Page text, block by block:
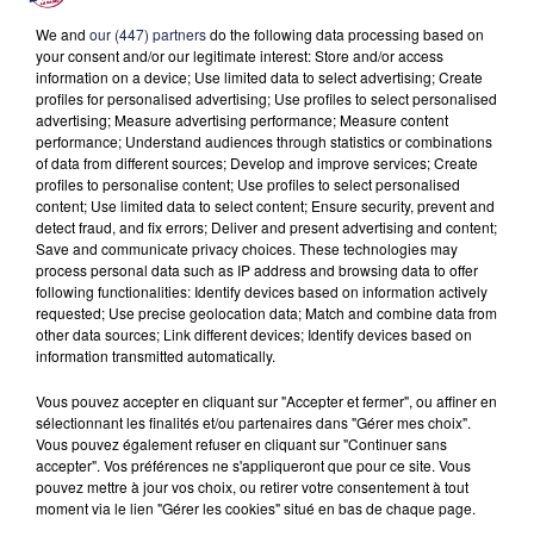
grâce à l’agrandissement de leurs fosses
meilleur développement du système racinaire"explique la
collectivité qui promet aussi"de nouvelles plantations qui
viendront agrémenter le patrimoine végétal et seront
implantées à la période la plus propice". Ainsi apaisée,
place auparavant dédiée aux automobiles est de nouveau
attractive et sécurisée pour tous, et l’installation de mobilier
urbain permet de compléter cet aménagement et d’y créer de
nouveaux usages conviviaux"conclut-on.
We and our (447) partnersdo the following data processing based on
your consent and/or our legitimate interest: Store and/or access
information on a device; Use limited data to select advertising; Create
profiles for personalised advertising; Use profiles to select personalised
advertising; Measure advertising performance; Measure content
performance; Understand audiences through statistics or combinations
of data from different sources; Develop and improve services; Create
profiles to personalise content; Use profiles to select personalised
content; Use limited data to select content; Ensure security, prevent and
detect fraud, and fix errors; Deliver and present advertising and content;
Save and communicate privacy choices. These technologies may
process personal data such as IP address and browsing data to offer
following functionalities: Identify devices based on information actively
requested; Use precise geolocation data; Match and combine data from
other data sources; Link different devices; Identify devices based on
information transmitted automatically.
Vous pouvez accepter en cliquant sur "Accepter et fermer", ou affiner en
sélectionnant les finalités et/ou partenaires dans "Gérer mes choix".
Vous pouvez également refuser en cliquant sur "Continuer sans
accepter". Vos préférences ne s'appliqueront que pour ce site. Vous
pouvez mettre à jour vos choix, ou retirer votre consentement à tout
moment via le lien "Gérer les cookies" situé en bas de chaque page.